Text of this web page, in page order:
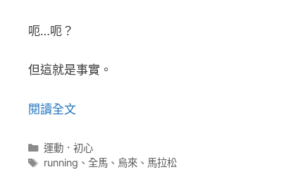
呃…呃？
但這就是事實。
閱讀全文
分
類
運動．初心
標
running 、 全馬、 烏來、 馬拉松